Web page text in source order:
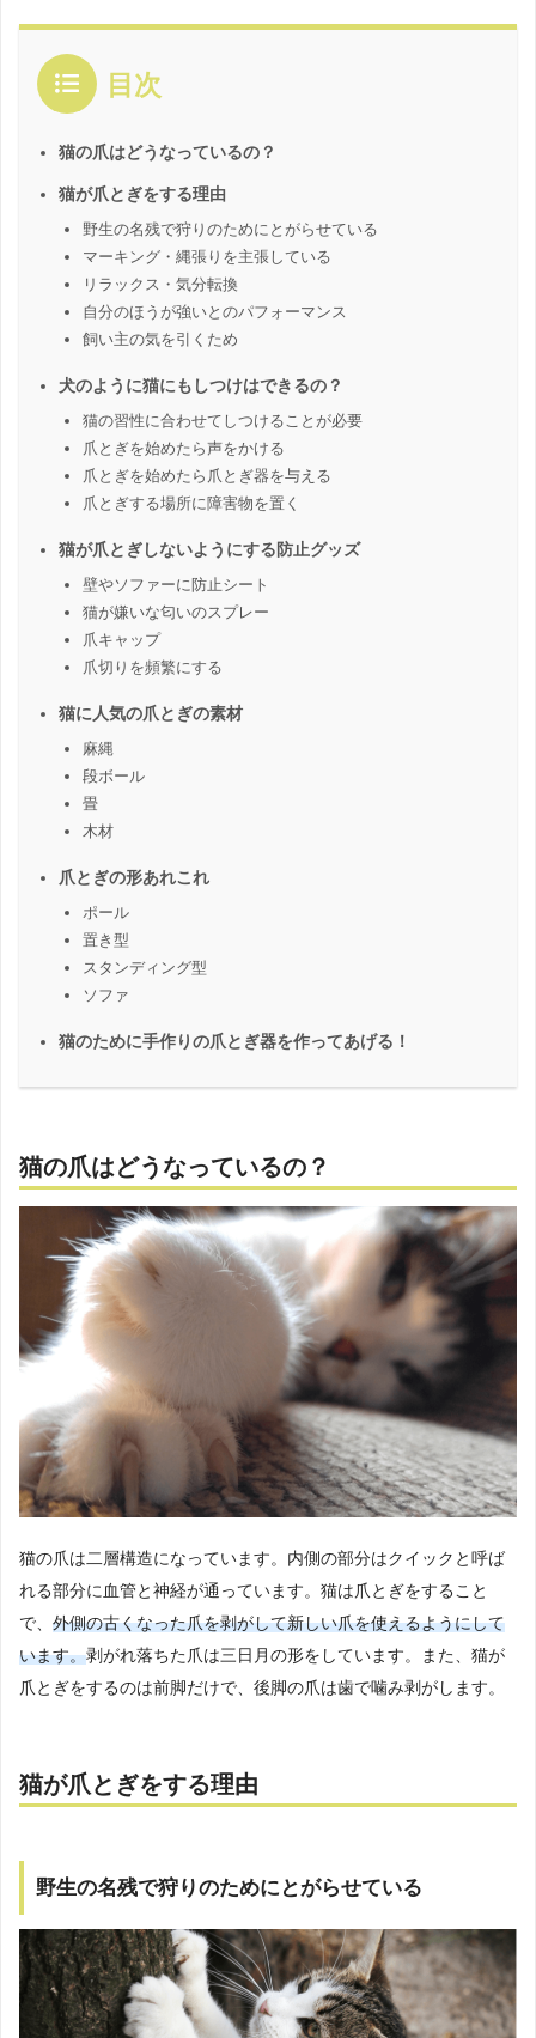
目次
猫の爪はどうなっているの？
猫が爪とぎをする理由
野生の名残で狩りのためにとがらせている
マーキング・縄張りを主張している
リラックス・気分転換
自分のほうが強いとのパフォーマンス
飼い主の気を引くため
犬のように猫にもしつけはできるの？
猫の習性に合わせてしつけることが必要
爪とぎを始めたら声をかける
爪とぎを始めたら爪とぎ器を与える
爪とぎする場所に障害物を置く
猫が爪とぎしないようにする防止グッズ
壁やソファーに防止シート
猫が嫌いな匂いのスプレー
爪キャップ
爪切りを頻繁にする
猫に人気の爪とぎの素材
麻縄
段ボール
畳
木材
爪とぎの形あれこれ
ポール
置き型
スタンディング型
ソファ
猫のために手作りの爪とぎ器を作ってあげる！
猫の爪はどうなっているの？
猫の爪は二層構造になっています。内側の部分はクイックと呼ば
れる部分に血管と神経が通っています。猫は爪とぎをすること
で、 外側の古くなった爪を剥がして新しい爪を使えるようにして
います。剥がれ落ちた爪は三日月の形をしています。また、猫が
爪とぎをするのは前脚だけで、後脚の爪は歯で噛み剥がします。
猫が爪とぎをする理由
野生の名残で狩りのためにとがらせている